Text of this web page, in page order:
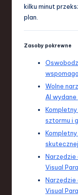
kilku minut
plan.
Zasoby pokrewne
Wolne
AI
sztormu i
Narzędzie
Visual
Narzędzie
Visual